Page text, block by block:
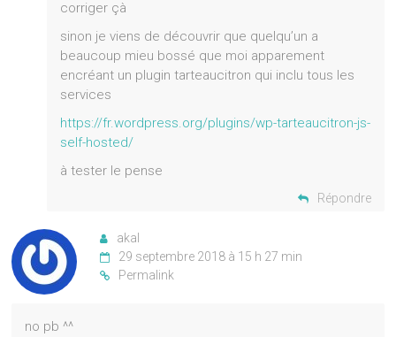
corriger çà
sinon je viens de découvrir que quelqu’un a
beaucoup mieu bossé que moi apparement
encréant un plugin tarteaucitron qui inclu tous les
services
https://fr.wordpress.org/plugins/wp-tarteaucitron-js-
self-hosted/
à tester le pense
Répondre
akal
29 septembre 2018 à 15 h 27 min
Permalink
no pb ^^